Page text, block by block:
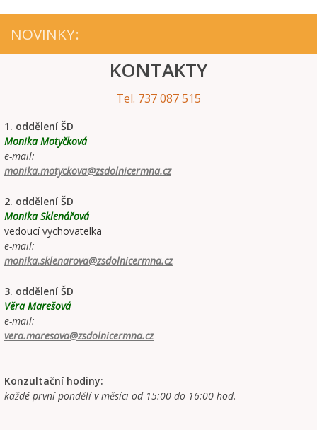
NOVINKY:
KONTAKTY
Tel. 737 087 515
1. oddělení ŠD
Monika Motyčková
e-mail:
monika.motyckova@zsdolnicermna.cz
2. oddělení ŠD
Monika Sklenářová
vedoucí vychovatelka
e-mail:
monika.sklenarova@zsdolnicermna.cz
3. oddělení ŠD
Věra Marešová
e-mail:
vera.maresova@zsdolnicermna.cz
Konzultační hodiny:
každé první pondělí v měsíci od 15:00 do 16:00 hod.